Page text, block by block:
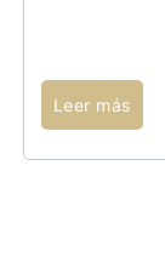
Leer más